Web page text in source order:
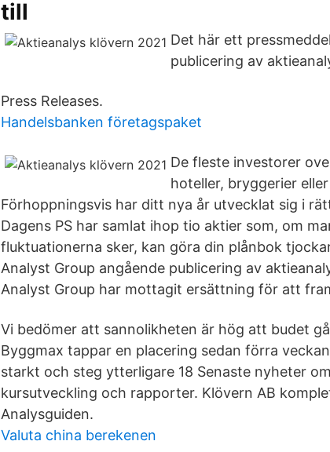
till
Det här ett
publicering av
Press Releases.
Handelsbanken företagspaket
De fleste investorer
hoteller, bryggerier
Förhoppningsvis har ditt nya år utvecklat sig i
Dagens PS har samlat ihop tio aktier som, om
fluktuationerna sker, kan göra din plånbok
Analyst Group angående publicering av
Analyst Group har mottagit ersättning för att
Vi bedömer att sannolikheten är hög att budet
Byggmax tappar en placering sedan förra
starkt och steg ytterligare 18 Senaste nyheter
kursutveckling och rapporter. Klövern AB
Analysguiden.
Valuta china berekenen